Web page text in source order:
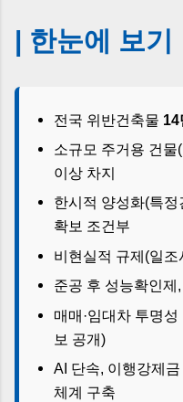
| 한눈에 보기
전국 위반건축물 14
소규모 주거용 건물
이상 차지
한시적 양성화(특
확보 조건부
비현실적 규제(일조
준공 후 성능확인제
매매·임대차 투명성
보 공개)
AI 단속, 이행강제
체계 구축